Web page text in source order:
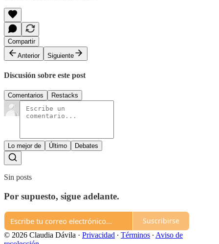
Compartir
Anterior
Siguiente
Discusión sobre este post
Comentarios Restacks
Lo mejor de Último Debates
Sin posts
Por supuesto, sigue adelante.
Suscribirse
© 2026 Claudia Dávila · Privacidad ∙ Términos ∙ Aviso de